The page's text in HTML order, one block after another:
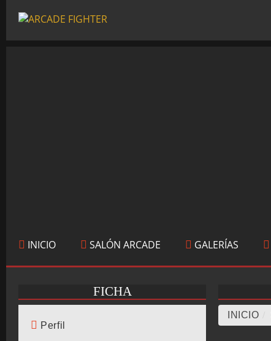
INICIO SALÓN ARCADE GALERÍAS
FICHA
Perfil
INICIO